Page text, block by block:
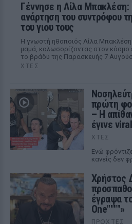
Γέννησε η Λίλα
ανάρτηση του συντρόφου
του γιου τους
Η γνωστή ηθοποιός Λίλα
μαμά, καλωσορίζοντας στον κόσμο
το βράδυ της Παρασκευής 7
ΧΤΕΣ
πρώτη
– Η
έγινε viral
ΧΤΕΣ
Ενώ
κανείς δεν
Χρήστος
έγραψα
One""""»
ΠΡΟΧΤΈΣ